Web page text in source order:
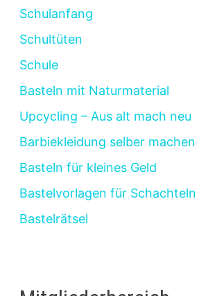
Schulanfang
Schultüten
Schule
Basteln mit Naturmaterial
Upcycling – Aus alt mach neu
Barbiekleidung selber machen
Basteln für kleines Geld
Bastelvorlagen für Schachteln
Bastelrätsel